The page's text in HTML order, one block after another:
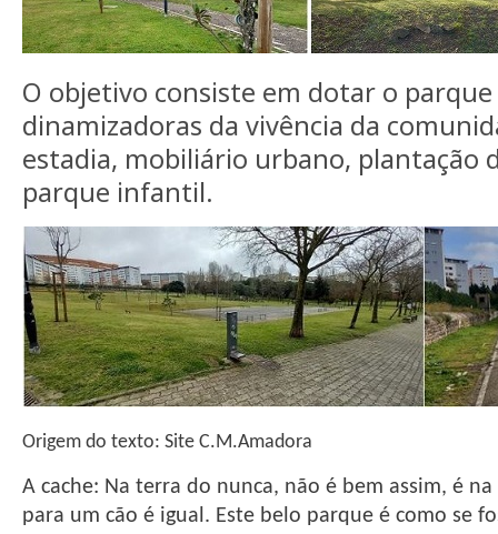
O objetivo consiste em dotar o parque
dinamizadoras da vivência da
estadia, mobiliário urbano, plantação
parque infantil.
Origem do texto: Site C.M.Amadora
A cache: Na terra do nunca, não é bem assim, é
para um cão é igual. Este belo parque é como se